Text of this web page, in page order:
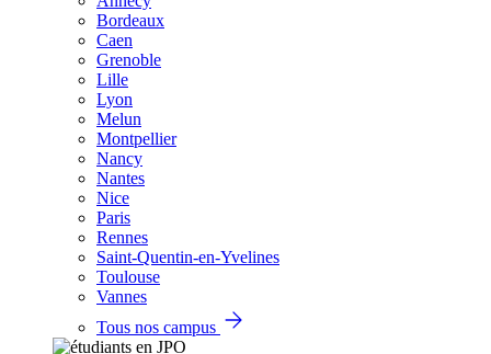
Bordeaux
Caen
Grenoble
Lille
Lyon
Melun
Montpellier
Nancy
Nantes
Nice
Paris
Rennes
Saint-Quentin-en-Yvelines
Toulouse
Vannes
Tous nos campus